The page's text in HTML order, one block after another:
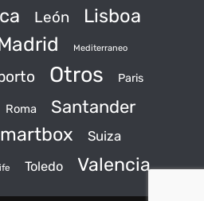
León Lisboa
Mediterraneo
Otros Paris
Roma Santander
Suiza
Toledo Valencia